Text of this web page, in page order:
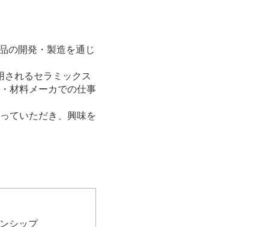
の開発・製造を通じ
れるセラミックス
材料メーカでの仕事
ていただき、興味を
シップ